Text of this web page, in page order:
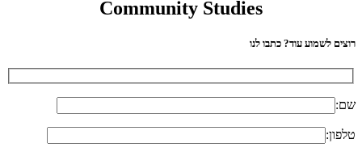
Community Studies
רוצים לשמוע עוד? כתבו לנו
שם:
טלפון: